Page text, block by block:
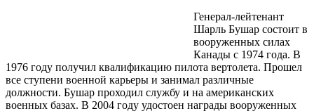
Генерал-лейтенант
Шарль Бушар состоит в
вооруженных силах
Канады с 1974 года. В
1976 году получил квалификацию пилота вертолета. Прошел
все ступени военной карьеры и занимал различные
должности. Бушар проходил службу и на американских
военных базах. В 2004 году удостоен награды вооруженных